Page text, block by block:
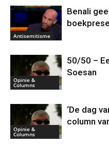
Antisemitisme
Benali
Opinie &
Columns
50/50 –
Soesan
Opinie &
Columns
‘De dag
column